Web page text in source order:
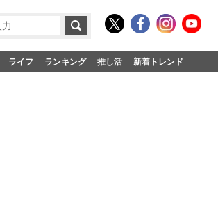
ライフ ランキング 推し活 新着トレンド